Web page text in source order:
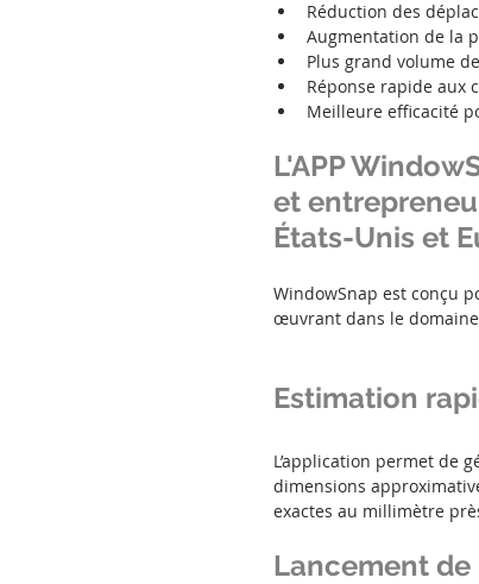
Réduction des
Augmentation de la
Plus grand volume
Réponse rapide aux
Meilleure efficacité
L'APP
et
États-Unis et
WindowSnap est conçu
œuvrant dans le
Estimation
L’application permet de
dimensions
exactes au millimètre
Lancement de